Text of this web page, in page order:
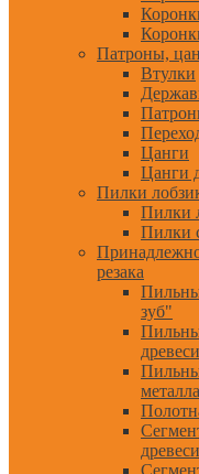
Патроны,
Втулки
Цанги
Цанги
Пилки
Пилки
Пилки
резака
зуб"